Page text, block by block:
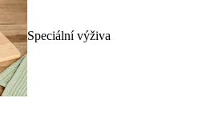
Speciální výživa